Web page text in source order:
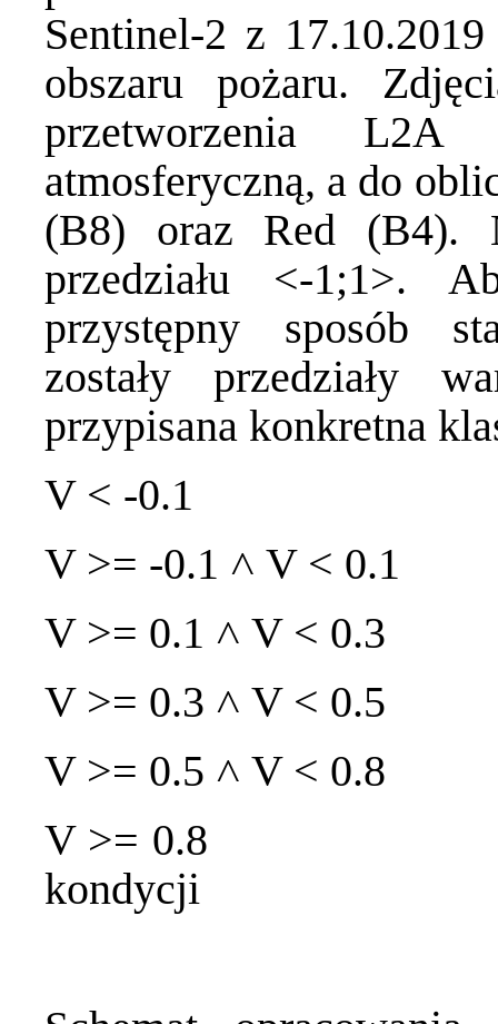
Sentinel-2 z
obszaru pożaru.
przetworzenia L2A
atmosferyczną, a do
(B8) oraz Red (B4).
przedziału <-1;1>.
przystępny sposób
zostały przedziały
przypisana konkretna
V < -0.1
V >= -0.1 ˄ V <
V >= 0.1 ˄ V < 0.3
V >= 0.3 ˄ V < 0.5
V >= 0.5 ˄ V <
V >= 0.8
kondycji